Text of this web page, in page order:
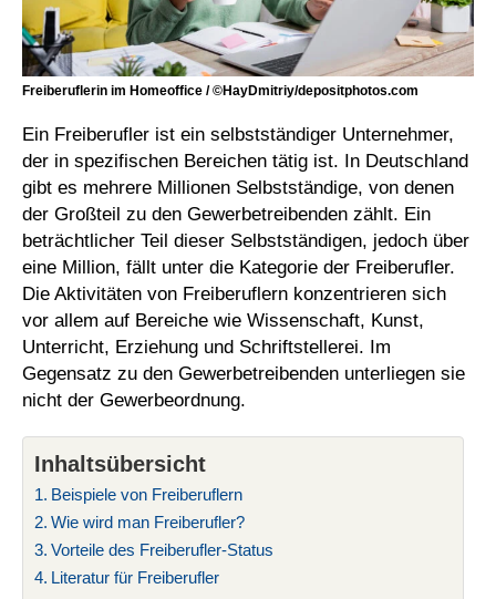
Freiberuflerin im Homeoffice / ©HayDmitriy/depositphotos.com
Ein Freiberufler ist ein selbstständiger Unternehmer,
der in spezifischen Bereichen tätig ist. In Deutschland
gibt es mehrere Millionen Selbstständige, von denen
der Großteil zu den Gewerbetreibenden zählt. Ein
beträchtlicher Teil dieser Selbstständigen, jedoch über
eine Million, fällt unter die Kategorie der Freiberufler.
Die Aktivitäten von Freiberuflern konzentrieren sich
vor allem auf Bereiche wie Wissenschaft, Kunst,
Unterricht, Erziehung und Schriftstellerei. Im
Gegensatz zu den Gewerbetreibenden unterliegen sie
nicht der Gewerbeordnung.
Inhaltsübersicht
Beispiele von Freiberuflern
Wie wird man Freiberufler?
Vorteile des Freiberufler-Status
Literatur für Freiberufler